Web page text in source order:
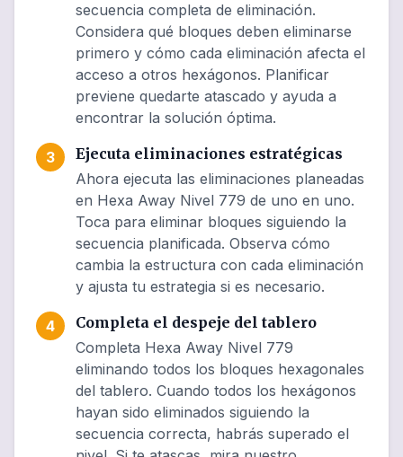
secuencia completa de eliminación.
Considera qué bloques deben eliminarse
primero y cómo cada eliminación afecta el
acceso a otros hexágonos. Planificar
previene quedarte atascado y ayuda a
encontrar la solución óptima.
3
Ejecuta eliminaciones estratégicas
Ahora ejecuta las eliminaciones planeadas
en Hexa Away Nivel 779 de uno en uno.
Toca para eliminar bloques siguiendo la
secuencia planificada. Observa cómo
cambia la estructura con cada eliminación
y ajusta tu estrategia si es necesario.
4
Completa el despeje del tablero
Completa Hexa Away Nivel 779
eliminando todos los bloques hexagonales
del tablero. Cuando todos los hexágonos
hayan sido eliminados siguiendo la
secuencia correcta, habrás superado el